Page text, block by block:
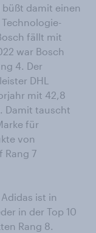
damit einen
fällt mit
war Bosch
4. Der
DHL
mit 42,8
Damit tauscht
für
von
Rang 7
ist in
in der Top 10
Rang 8.